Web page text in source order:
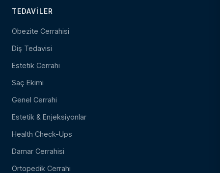
TEDAVILER
Obezite Cerrahisi
Diş Tedavisi
Estetik Cerrahi
Saç Ekimi
Genel Cerrahi
Estetik & Enjeksiyonlar
Health Check-Ups
Damar Cerrahisi
Ortopedik Cerrahi